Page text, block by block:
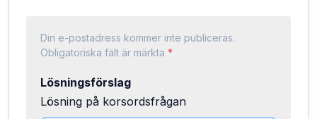
Din e-postadress kommer inte publiceras.
Obligatoriska fält är märkta *
Lösningsförslag
Lösning på korsordsfrågan